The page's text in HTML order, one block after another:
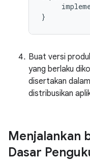
}
Buat versi
yang berlaku
disertakan
distribusikan
Menjalankan
Dasar